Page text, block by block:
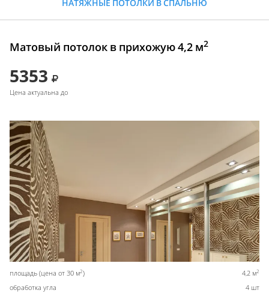
НАТЯЖНЫЕ ПОТОЛКИ В СПАЛЬНЮ
Матовый потолок в прихожую 4,2 м2
5353
Цена актуальна до
площадь (цена от 30 м2) 4,2 м2
обработка угла 4 шт